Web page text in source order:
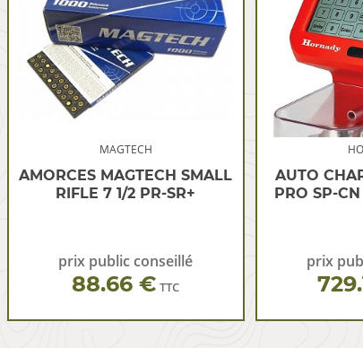
MAGTECH
AMORCES MAGTECH SMALL
RIFLE 7 1/2 PR-SR+
prix public conseillé
88.66 € TTC
AUTO
PRO SP-
prix